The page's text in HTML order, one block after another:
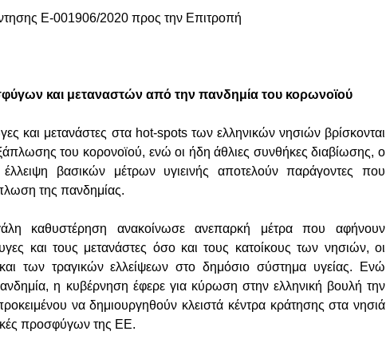
E-001906/2020 προς την Επιτροπή
και μεταναστών από την πανδημία του κορωνοϊού
και μετανάστες στα hot-spots των ελληνικών νησιών βρίσκονται
του κορονοϊού, ενώ οι ήδη άθλιες συνθήκες διαβίωσης, ο
βασικών μέτρων υγιεινής αποτελούν παράγοντες που
της πανδημίας.
καθυστέρηση ανακοίνωσε ανεπαρκή μέτρα που αφήνουν
και τους μετανάστες όσο και τους κατοίκους των νησιών, οι
των τραγικών ελλείψεων στο δημόσιο σύστημα υγείας. Ενώ
η κυβέρνηση έφερε για κύρωση στην ελληνική βουλή την
να δημιουργηθούν κλειστά κέντρα κράτησης στα νησιά
προσφύγων της ΕΕ.